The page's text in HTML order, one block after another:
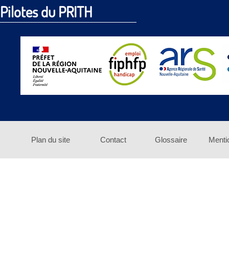
Pilotes du PRITH
Plan du site Contact Glossaire